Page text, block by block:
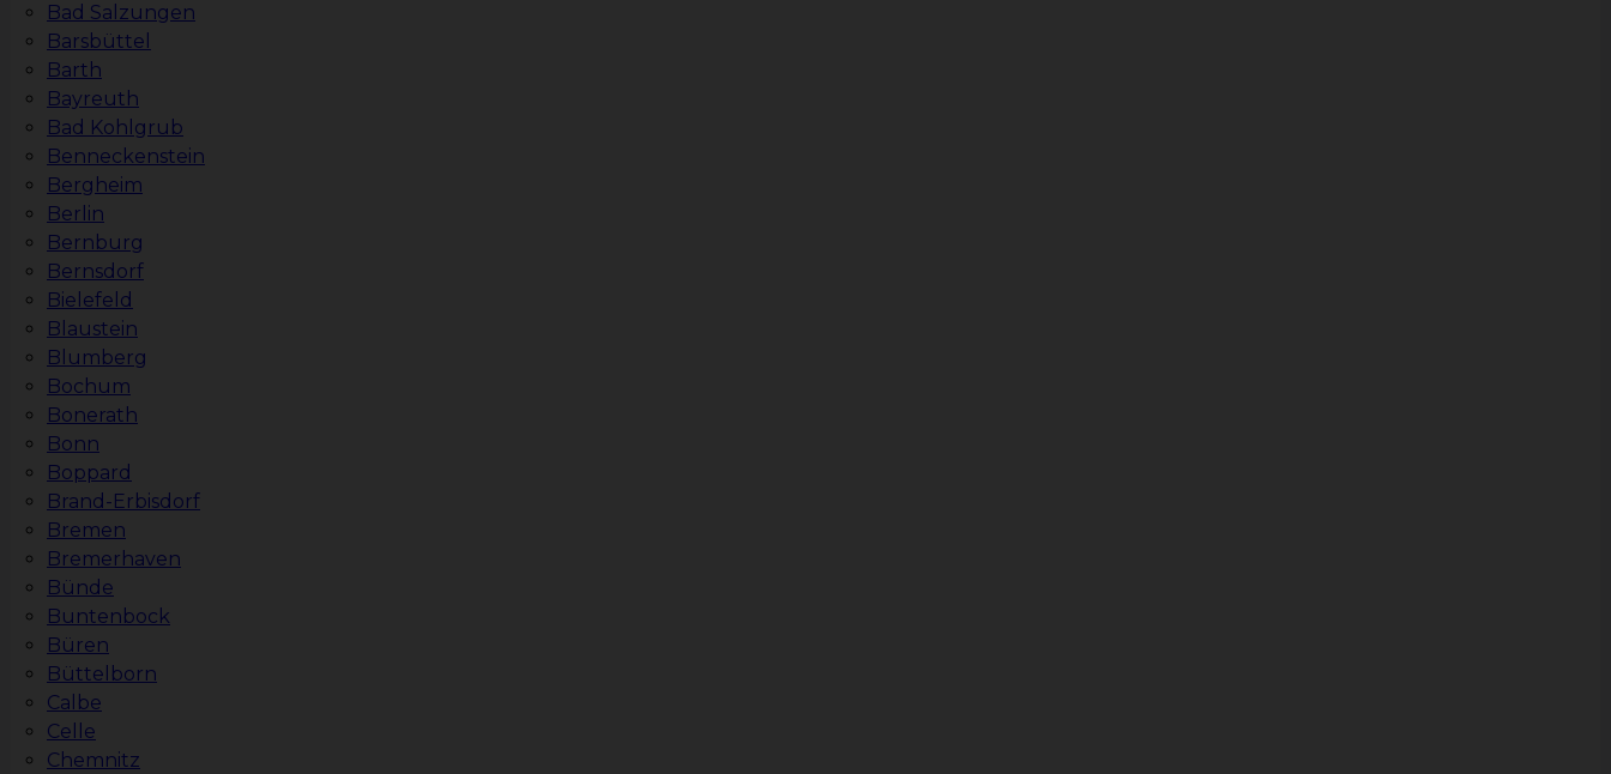
Bad Salzungen
Barsbüttel
Barth
Bayreuth
Bad Kohlgrub
Benneckenstein
Bergheim
Berlin
Bernburg
Bernsdorf
Bielefeld
Blaustein
Blumberg
Bochum
Bonerath
Bonn
Boppard
Brand-Erbisdorf
Bremen
Bremerhaven
Bünde
Buntenbock
Büren
Büttelborn
Calbe
Celle
Chemnitz